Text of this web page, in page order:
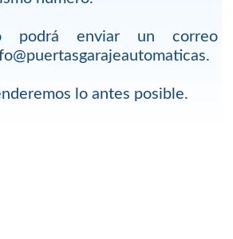
podrá enviar un correo
lo antes posible.